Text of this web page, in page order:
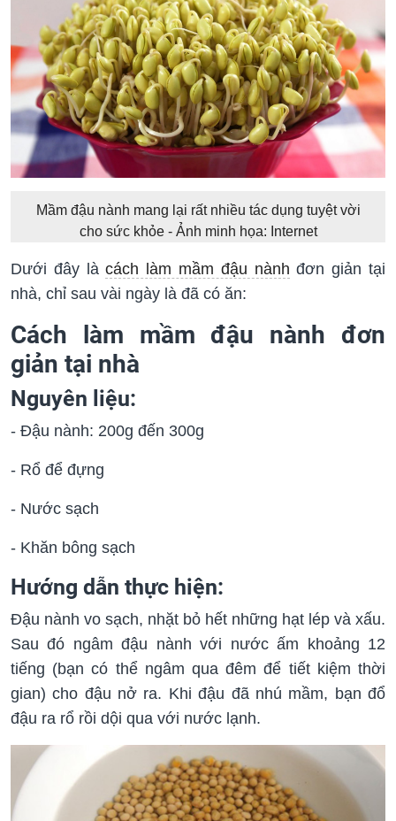
Mầm đậu nành mang lại rất nhiều tác dụng tuyệt vời
cho sức khỏe - Ảnh minh họa: Internet
Dưới đây làcách làm mầm đậu nành đơn giản tại
nhà, chỉ sau vài ngày là đã có ăn:
Cách làm mầm đậu nành đơn
giản tại nhà
Nguyên liệu:
- Đậu nành: 200g đến 300g
- Rổ để đựng
- Nước sạch
- Khăn bông sạch
Hướng dẫn thực hiện:
Đậu nành vo sạch, nhặt bỏ hết những hạt lép và xấu.
Sau đó ngâm đậu nành với nước ấm khoảng 12
tiếng (bạn có thể ngâm qua đêm để tiết kiệm thời
gian) cho đậu nở ra. Khi đậu đã nhú mầm, bạn đổ
đậu ra rổ rồi dội qua với nước lạnh.